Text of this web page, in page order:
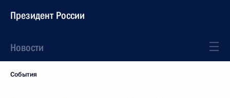
Президент России
Новости
События